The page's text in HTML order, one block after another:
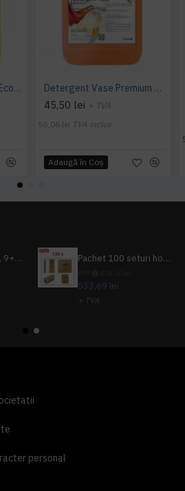
Detergent Lichid Vase Economic, Manual, 5L, AQAS Detergent Vase Premium Manual 5L Canistra AQAS
45,50 lei + TVA
55,06 lei TVA inclus
Adaugă în Coş
Pachet 10 halate, 9+1 gratuit Pachet 100 seturi hoteliere, set dentar, set barbierit, casca de dus, pila unghii, set cusut
533,69 lei
+ TVA
personal